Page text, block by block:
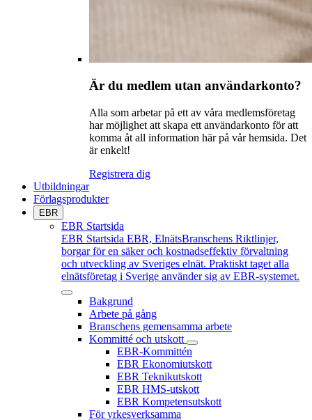
Är du medlem utan användarkonto?
Alla som arbetar på ett av våra medlemsföretag
har möjlighet att skapa ett användarkonto för att
komma åt all information här på vår hemsida. Det
är enkelt!
Registrera dig
Utbildningar
Förlagsprodukter
EBR
EBR Startsida
EBR Startsida EBR, ElnätsBranschens Riktlinjer,
borgar för en säker och kostnadseffektiv förvaltning
och utveckling av Sveriges elnät. Praktiskt taget alla
elnätsföretag i Sverige använder sig av EBR-systemet.
Bakgrund
Arbete på gång
Branschens gemensamma arbete
Kommitté och utskott
EBR-Kommittén
EBR Ekonomiutskott
EBR Teknikutskott
EBR HMS-utskott
EBR Kompetensutskott
För yrkesverksamma